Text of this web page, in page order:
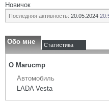
Новичок
Последняя активность: 20.05.2024
Обо мне Статистика
О Marucmp
Автомобиль
LADA Vesta